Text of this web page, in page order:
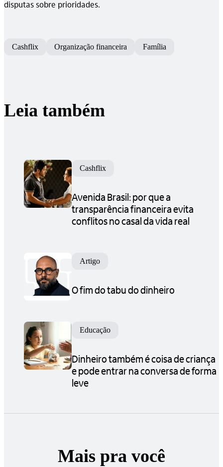
disputas sobre prioridades.
Cashflix Organização financeira Família
Leia também
Cashflix
Avenida Brasil: por que a
transparência financeira evita
conflitos no casal da vida real
Artigo
O fim do tabu do dinheiro
Educação
Dinheiro também é coisa de criança
e pode entrar na conversa de forma
leve
Mais pra você